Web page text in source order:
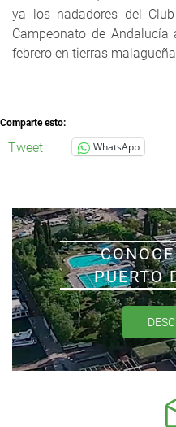
ya los nadadores del
Campeonato de
febrero en tierras
Comparte esto:
Tweet WhatsApp
PUERTO